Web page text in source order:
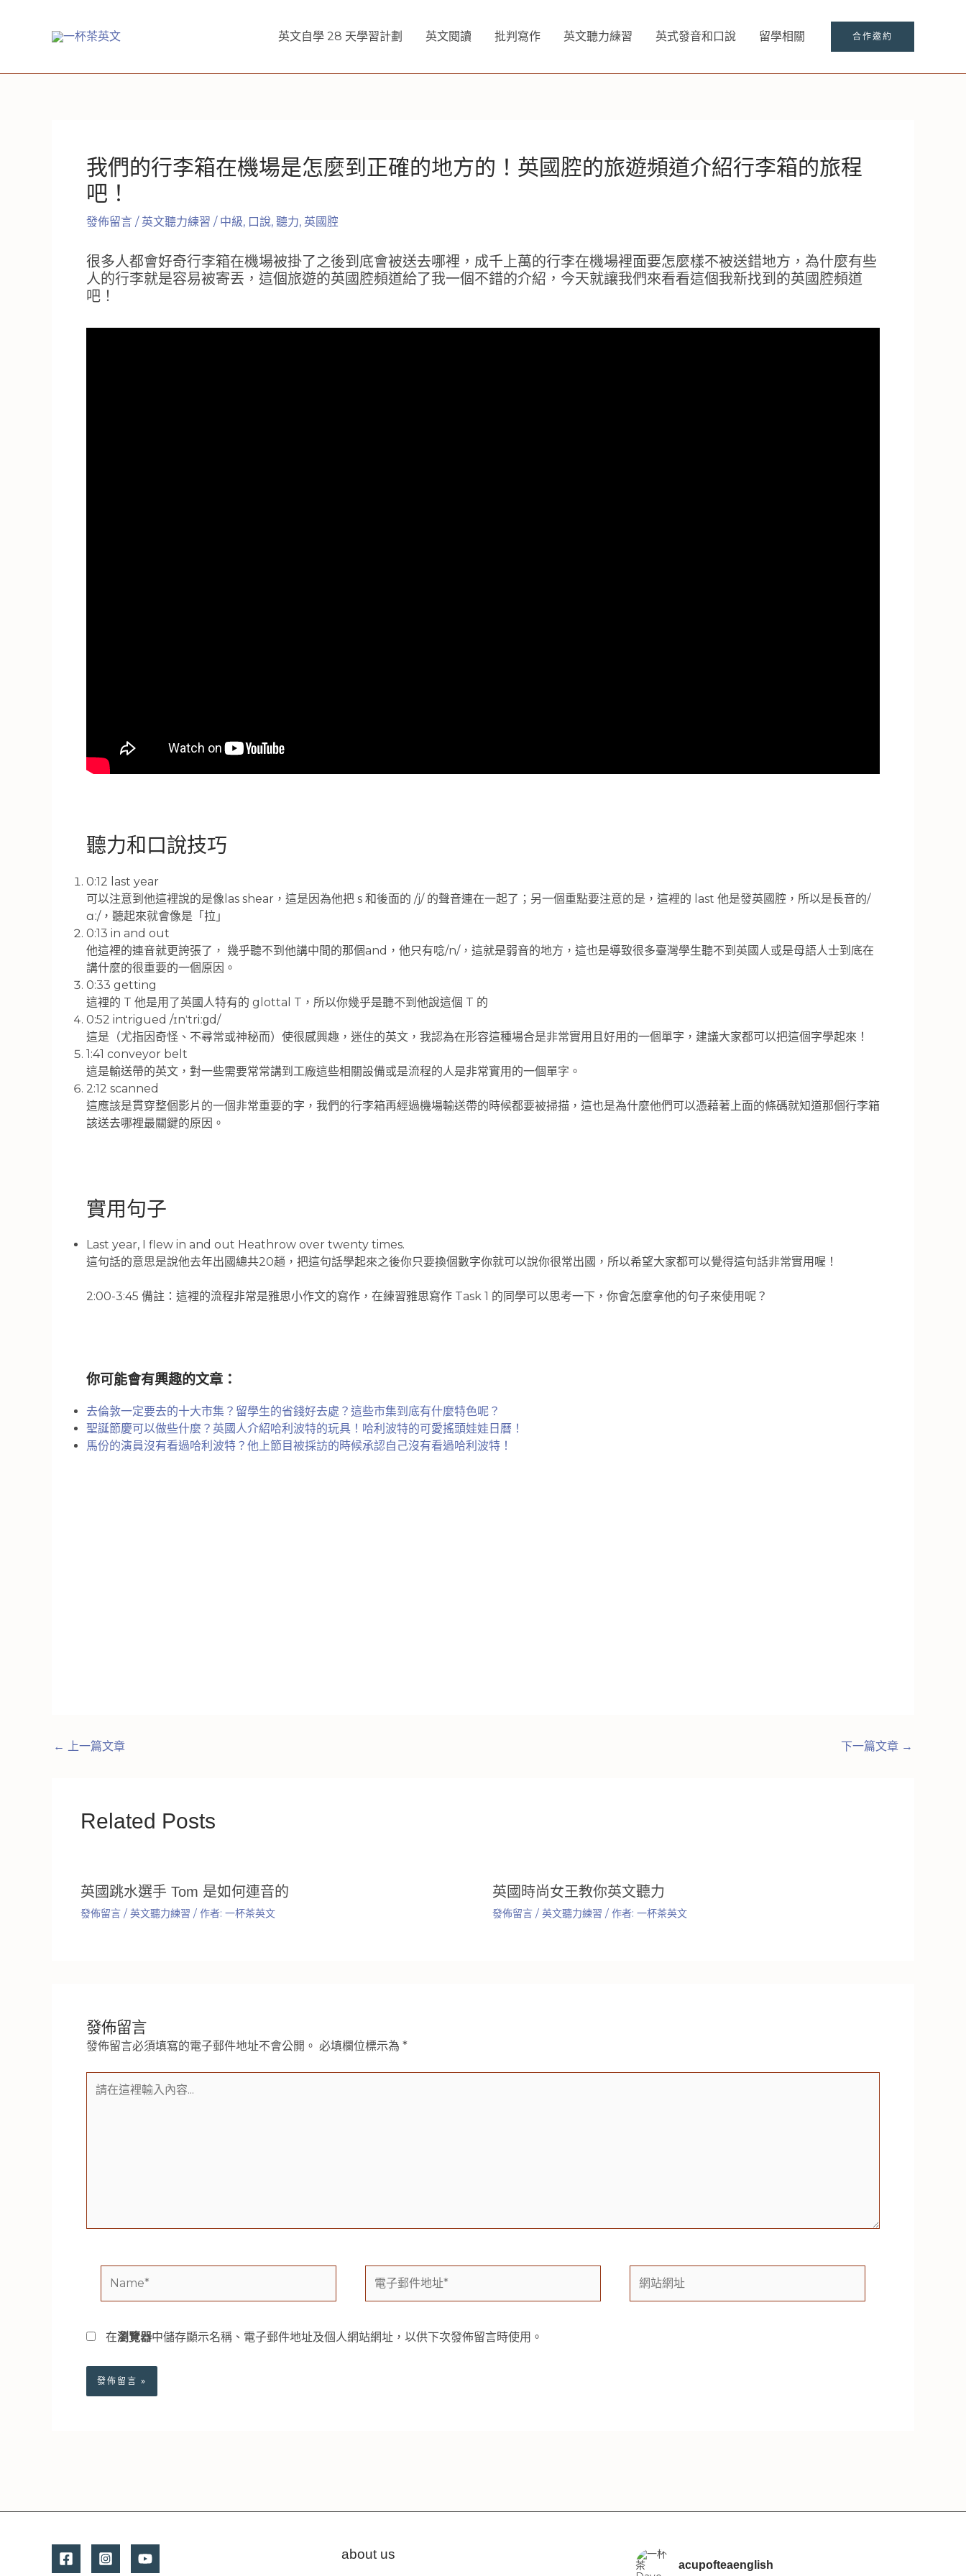
內
英文自學 28 天學習計劃 英文閱讀 批判寫作 英文聽力練習 英式發音和口說 留學相關 合作邀約
我們的行李箱在機場是怎麼到正確的地方的！英國腔的旅遊頻道介紹行李箱的旅程
吧！
發佈留言 /英文聽力練習 / 中級, 口說, 聽力, 英國腔
很多人都會好奇行李箱在機場被掛了之後到底會被送去哪裡，成千上萬的行李在機場裡面要怎麼樣不被送錯地方，為什麼有些
人的行李就是容易被寄丟，這個旅遊的英國腔頻道給了我一個不錯的介紹，今天就讓我們來看看這個我新找到的英國腔頻道
吧！
聽力和口說技巧
0:12 last year
可以注意到他這裡說的是像las shear，這是因為他把 s 和後面的 /j/ 的聲音連在一起了；另一個重點要注意的是，這裡的 last 他是發英國腔，所以是長音的/
ɑː/，聽起來就會像是「拉」
0:13 in and out
他這裡的連音就更誇張了， 幾乎聽不到他講中間的那個and，他只有唸/n/，這就是弱音的地方，這也是導致很多臺灣學生聽不到英國人或是母語人士到底在
講什麼的很重要的一個原因。
0:33 getting
這裡的 T 他是用了英國人特有的 glottal T，所以你幾乎是聽不到他說這個 T 的
0:52 intrigued /ɪnˈtriːɡd/
這是（尤指因奇怪、不尋常或神秘而）使很感興趣，迷住的英文，我認為在形容這種場合是非常實用且好用的一個單字，建議大家都可以把這個字學起來！
1:41 conveyor belt
這是輸送帶的英文，對一些需要常常講到工廠這些相關設備或是流程的人是非常實用的一個單字。
2:12 scanned
這應該是貫穿整個影片的一個非常重要的字，我們的行李箱再經過機場輸送帶的時候都要被掃描，這也是為什麼他們可以憑藉著上面的條碼就知道那個行李箱
該送去哪裡最關鍵的原因。
實用句子
Last year, I flew in and out Heathrow over twenty times.
這句話的意思是說他去年出國總共20趟，把這句話學起來之後你只要換個數字你就可以說你很常出國，所以希望大家都可以覺得這句話非常實用喔！
2:00-3:45 備註：這裡的流程非常是雅思小作文的寫作，在練習雅思寫作 Task 1 的同學可以思考一下，你會怎麼拿他的句子來使用呢？
你可能會有興趣的文章：
去倫敦一定要去的十大市集？留學生的省錢好去處？這些市集到底有什麼特色呢？
聖誕節慶可以做些什麼？英國人介紹哈利波特的玩具！哈利波特的可愛搖頭娃娃日曆！
馬份的演員沒有看過哈利波特？他上節目被採訪的時候承認自己沒有看過哈利波特！
← 上一篇文章 下一篇文章 →
Related Posts
英國跳水選手 Tom 是如何連音的
發佈留言 / 英文聽力練習 / 作者: 一杯茶英文
英國時尚女王教你英文聽力
發佈留言 / 英文聽力練習 / 作者: 一杯茶英文
發佈留言
發佈留言必須填寫的電子郵件地址不會公開。 必填欄位標示為 *
在
地
站
在瀏覽器中儲存顯示名稱、電子郵件地址及個人網站網址，以供下次發佈留言時使用。
about us
acupofteaenglish